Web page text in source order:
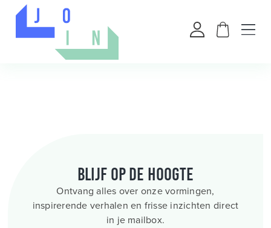
Blijf op de hoogte
Ontvang alles over onze vormingen,
inspirerende verhalen en frisse inzichten direct
in je mailbox.